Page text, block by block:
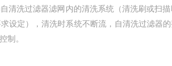
清洗过滤器滤网内的清洗系统（清洗刷或扫
设定），清洗时系统不断流，自清洗过滤器
制。